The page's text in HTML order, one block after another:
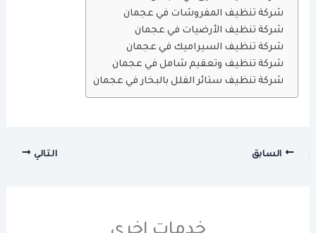
شركة تنظيف المفروشات في عجمان
شركة تنظيف الأرضيات في عجمان
شركة تنظيف السيراميك في عجمان
شركة تنظيف وتعقيم شامل في عجمان
شركة تنظيف ستائر الفلل بالبخار في عجمان
السابق التالي